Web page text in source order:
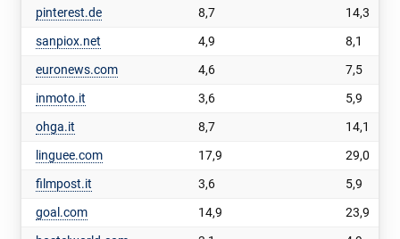
pinterest.de
8,7
14,3
sanpiox.net
4,9
8,1
euronews.com
4,6
7,5
inmoto.it
3,6
5,9
ohga.it
8,7
14,1
linguee.com
17,9
29,0
filmpost.it
3,6
5,9
goal.com
14,9
23,9